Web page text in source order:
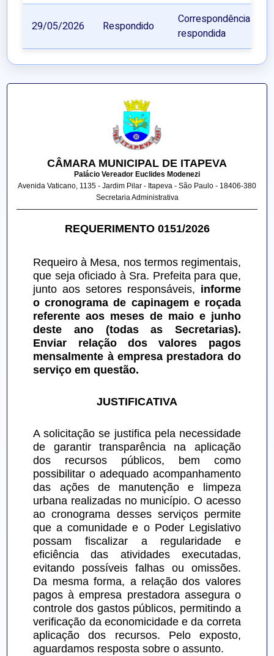
29/05/2026 Respondido
Correspondência
respondida
CÂMARA MUNICIPAL DE ITAPEVA
Palácio Vereador Euclides Modenezi
Avenida Vaticano, 1135 - Jardim Pilar - Itapeva - São Paulo - 18406-380
Secretaria Administrativa
REQUERIMENTO 0151/2026
Requeiro à Mesa, nos termos regimentais,
que seja oficiado à Sra. Prefeita para que,
junto aos setores responsáveis, informe
o cronograma de capinagem e roçada
referente aos meses de maio e junho
deste ano (todas as Secretarias).
Enviar relação dos valores pagos
mensalmente à empresa prestadora do
serviço em questão.
JUSTIFICATIVA
A solicitação se justifica pela necessidade
de garantir transparência na aplicação
dos recursos públicos, bem como
possibilitar o adequado acompanhamento
das ações de manutenção e limpeza
urbana realizadas no município. O acesso
ao cronograma desses serviços permite
que a comunidade e o Poder Legislativo
possam fiscalizar a regularidade e
eficiência das atividades executadas,
evitando possíveis falhas ou omissões.
Da mesma forma, a relação dos valores
pagos à empresa prestadora assegura o
controle dos gastos públicos, permitindo a
verificação da economicidade e da correta
aplicação dos recursos. Pelo exposto,
aguardamos resposta sobre o assunto.